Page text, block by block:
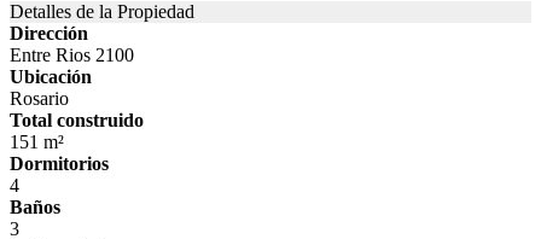
Detalles de la Propiedad
Dirección
Entre Rios 2100
Ubicación
Rosario
Total construido
151 m²
Dormitorios
4
Baños
3